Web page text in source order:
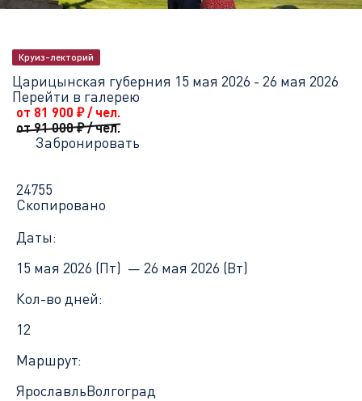
Круиз-лекторий
Царицынская губерния 15 мая 2026 - 26 мая 2026
Перейти в галерею
от 81 900 ₽/ чел.
от 91 000₽/ чел.
Забронировать
24755
Скопировано
Даты:
15 мая 2026 (Пт) — 26 мая 2026 (Вт)
Кол-во дней:
12
Маршрут:
ЯрославльВолгоград